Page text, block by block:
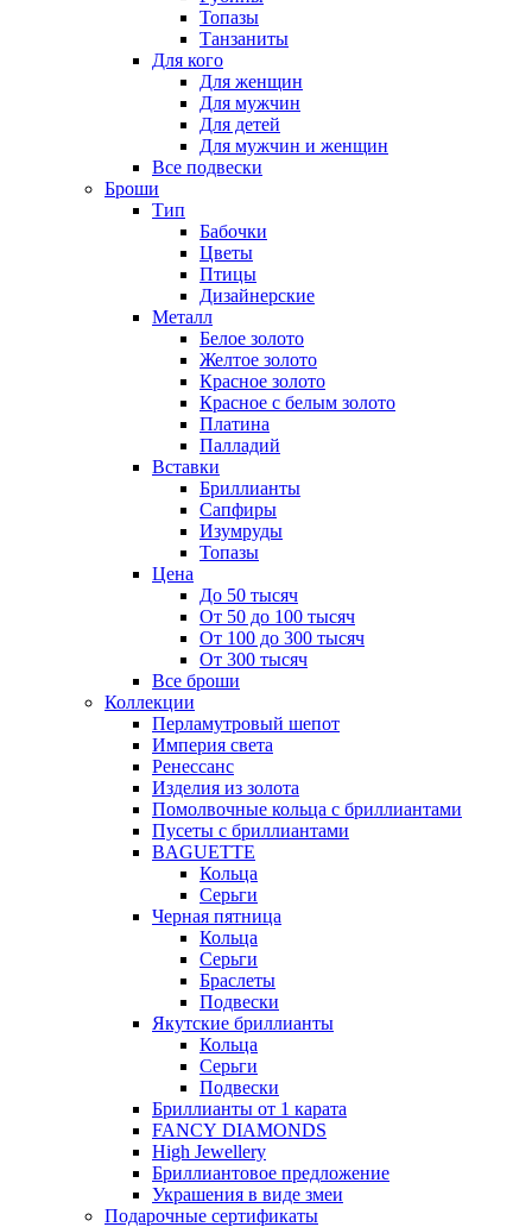
Топазы
Танзаниты
Для кого
Для женщин
Для мужчин
Для детей
Для мужчин и женщин
Все подвески
Броши
Тип
Бабочки
Цветы
Птицы
Дизайнерские
Металл
Белое золото
Желтое золото
Красное золото
Красное с белым золото
Платина
Палладий
Вставки
Бриллианты
Сапфиры
Изумруды
Топазы
Цена
До 50 тысяч
От 50 до 100 тысяч
От 100 до 300 тысяч
От 300 тысяч
Все броши
Коллекции
Перламутровый шепот
Империя света
Ренессанс
Изделия из золота
Помолвочные кольца с бриллиантами
Пусеты с бриллиантами
BAGUETTE
Кольца
Серьги
Черная пятница
Кольца
Серьги
Браслеты
Подвески
Якутские бриллианты
Кольца
Серьги
Подвески
Бриллианты от 1 карата
FANCY DIAMONDS
High Jewellery
Бриллиантовое предложение
Украшения в виде змеи
Подарочные сертификаты